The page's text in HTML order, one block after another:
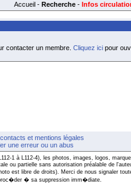
Accueil - Recherche - Infos
contacter un membre. Cliquez icipour
et mentions légales
une erreur ou un abus
1 à L112-4), les photos, images, logos,
ou partielle sans autorisation préalable de
est libre de droits). Merci de nous signaler
� sa suppression imm�diate.